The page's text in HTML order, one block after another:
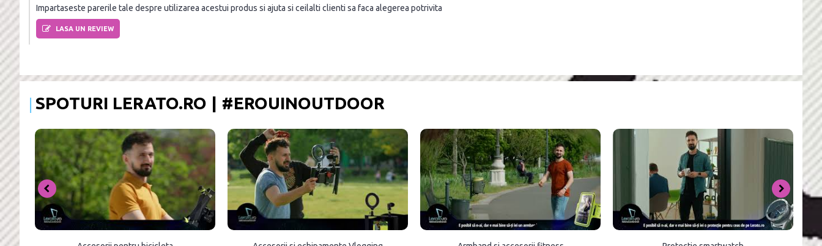
Impartaseste parerile tale despre utilizarea acestui produs si ajuta si ceilalti clienti sa faca alegerea potrivita
LASA UN REVIEW
SPOTURI LERATO.RO | #EROUINOUTDOOR